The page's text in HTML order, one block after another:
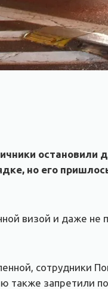
но его
визой и даже
сотрудники
также запретили